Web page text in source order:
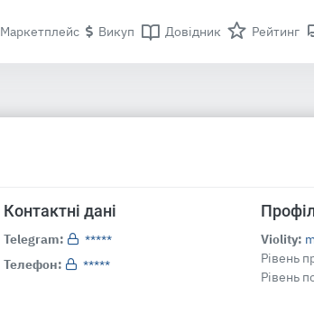
Маркетплейс Викуп Довідник Рейтинг
Контактні дані
Telegram:
*****
Телефон:
*****
Violity:
Рівень
Рівень